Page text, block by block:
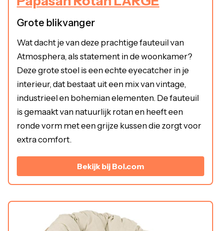
Grote blikvanger
Wat dacht je van deze prachtige fauteuil van
Atmosphera, als statement in de woonkamer?
Deze grote stoel is een echte eyecatcher in je
interieur, dat bestaat uit een mix van vintage,
industrieel en bohemian elementen. De fauteuil
is gemaakt van natuurlijk rotan en heeft een
ronde vorm met een grijze kussen die zorgt voor
extra comfort.
Bekijk bij Bol.com